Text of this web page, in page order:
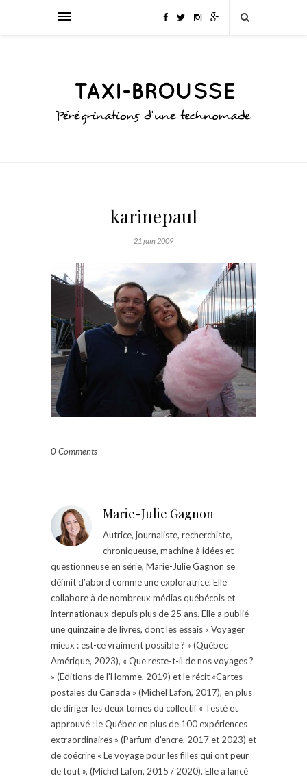
karinepaul
21 juin 2009
0 Comments
Marie-Julie Gagnon
Autrice, journaliste, recherchiste,
chroniqueuse, machine à idées et
questionneuse en série, Marie-Julie Gagnon se
définit d’abord comme une exploratrice. Elle
collabore à de nombreux médias québécois et
internationaux depuis plus de 25 ans. Elle a publié
une quinzaine de livres, dont les essais « Voyager
mieux : est-ce vraiment possible ? » (Québec
Amérique, 2023), « Que reste-t-il de nos voyages ?
» (Éditions de l'Homme, 2019) et le récit «Cartes
postales du Canada » (Michel Lafon, 2017), en plus
de diriger les deux tomes du collectif « Testé et
approuvé : le Québec en plus de 100 expériences
extraordinaires » (Parfum d'encre, 2017 et 2023) et
de coécrire « Le voyage pour les filles qui ont peur
de tout », (Michel Lafon, 2015 / 2020). Elle a lancé